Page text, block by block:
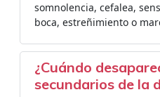
somnolencia, cefalea,
boca, estreñimiento o
¿Cuándo
secundarios de la